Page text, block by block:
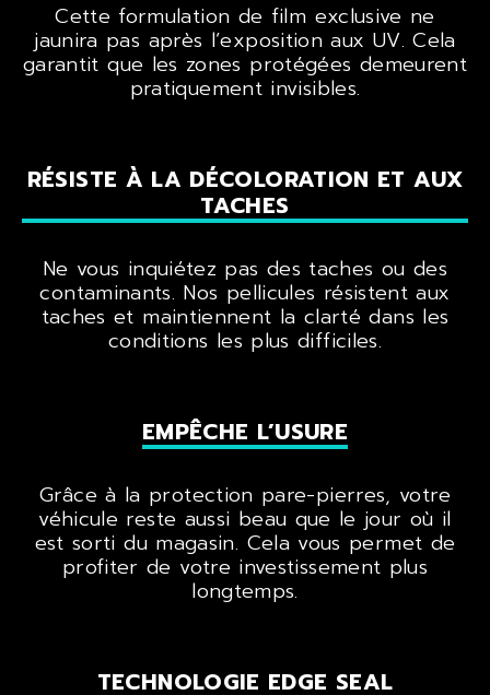
Cette formulation de film exclusive ne
jaunira pas après l’exposition aux UV. Cela
garantit que les zones protégées demeurent
pratiquement invisibles.
RÉSISTE À LA DÉCOLORATION ET AUX
TACHES
Ne vous inquiétez pas des taches ou des
contaminants. Nos pellicules résistent aux
taches et maintiennent la clarté dans les
conditions les plus difficiles.
EMPÊCHE L’USURE
Grâce à la protection pare-pierres, votre
véhicule reste aussi beau que le jour où il
est sorti du magasin. Cela vous permet de
profiter de votre investissement plus
longtemps.
TECHNOLOGIE EDGE SEAL